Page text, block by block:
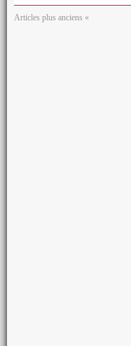
Articles plus anciens «